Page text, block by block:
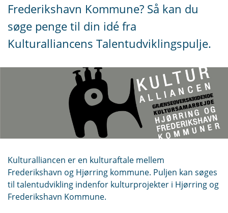
Frederikshavn Kommune? Så kan du
søge penge til din idé fra
Kulturalliancens Talentudviklingspulje.
Kulturalliancen er en kulturaftale mellem
Frederikshavn og Hjørring kommune. Puljen kan søges
til talentudvikling indenfor kulturprojekter i Hjørring og
Frederikshavn Kommune.